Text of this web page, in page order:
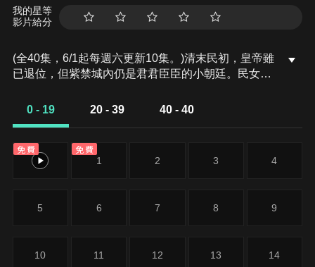
我的星等
影片給分
(全40集，6/1起每週六更新10集。)清末民初，皇帝雖
已退位，但紫禁城內仍是君君臣臣的小朝廷。民女容
自己聰慧活潑而受溥儀青睞。容兒出於對廚藝的悟性
置於死地。容兒不甘師傅冤死，與李琪並肩查案。盜
寶奸人再度嫁禍容兒，幸有溥儀搭救才得以保命。二
裕得福幕後黑手身份浮出水面，他企圖將宮中寶物轉
了一家飯館，人稱「末代廚娘」。
0 - 19 20 - 39 40 - 40
免費
0
免費
1 2 3 4
5 6 7 8 9
10 11 12 13 14